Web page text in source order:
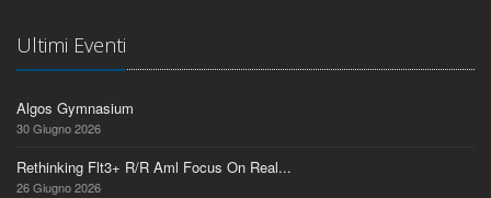
Ultimi Eventi
Algos Gymnasium
30 Giugno 2026
Rethinking Flt3+ R/R Aml Focus On Real...
26 Giugno 2026